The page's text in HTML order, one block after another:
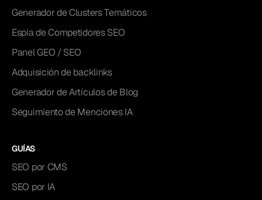
Generador de Clusters Temáticos
Espía de Competidores SEO
Panel GEO / SEO
Adquisición de backlinks
Generador de Artículos de Blog
Seguimiento de Menciones IA
GUÍAS
SEO por CMS
SEO por IA